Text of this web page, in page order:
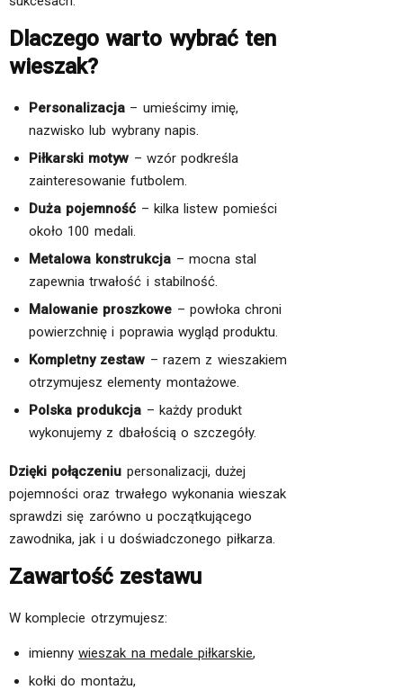
Dlaczego warto wybrać ten
wieszak?
Personalizacja – umieścimy imię,
nazwisko lub wybrany napis.
Piłkarski motyw – wzór podkreśla
zainteresowanie futbolem.
Duża pojemność – kilka listew pomieści
około 100 medali.
Metalowa konstrukcja – mocna stal
zapewnia trwałość i stabilność.
Malowanie proszkowe – powłoka chroni
powierzchnię i poprawia wygląd produktu.
Kompletny zestaw – razem z wieszakiem
otrzymujesz elementy montażowe.
Polska produkcja – każdy produkt
wykonujemy z dbałością o szczegóły.
Dzięki połączeniu personalizacji, dużej
pojemności oraz trwałego wykonania wieszak
sprawdzi się zarówno u początkującego
zawodnika, jak i u doświadczonego piłkarza.
Zawartość zestawu
W komplecie otrzymujesz:
imiennywieszak na medale piłkarskie,
kołki do montażu,